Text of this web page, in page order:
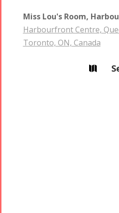
Miss Lou's Room,
Harbourfront Centre,
Toronto, ON, Canada